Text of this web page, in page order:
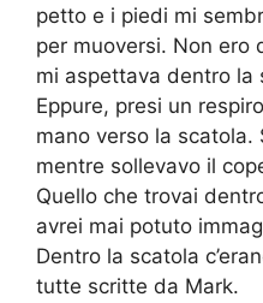
petto e i piedi mi
per muoversi. Non ero
mi aspettava dentro la
Eppure, presi un
mano verso la scatola.
mentre sollevavo il
Quello che trovai
avrei mai potuto
Dentro la scatola
tutte scritte da Mark.